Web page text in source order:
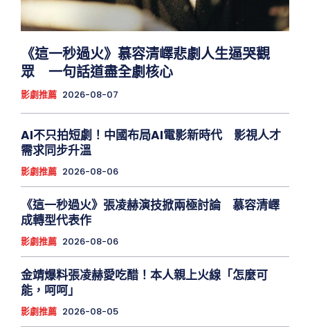
《這一秒過火》慕容清嶧悲劇人生逼哭觀
眾 一句話道盡全劇核心
影劇推薦 2026-08-07
AI不只拍短劇！中國布局AI電影新時代 影視人才
需求同步升溫
影劇推薦 2026-08-06
《這一秒過火》張凌赫演技掀兩極討論 慕容清嶧
成轉型代表作
影劇推薦 2026-08-06
金靖爆料張凌赫愛吃醋！本人親上火線「怎麼可
能，呵呵」
影劇推薦 2026-08-05